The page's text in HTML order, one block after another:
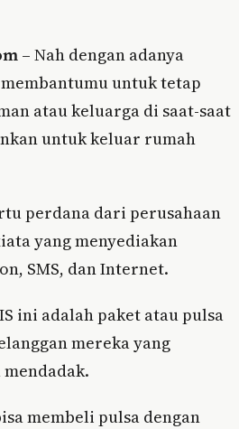
– Nah dengan adanya
untuk tetap
atau keluarga di saat-saat
untuk keluar rumah
perdana dari perusahaan
yang menyediakan
SMS, dan Internet.
ini adalah paket atau pulsa
mereka yang
membeli pulsa dengan